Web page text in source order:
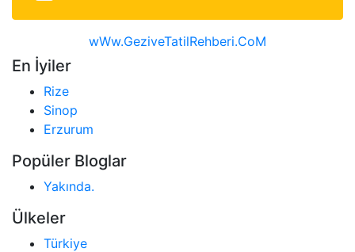
wWw.GeziveTatilRehberi.CoM
En İyiler
Rize
Sinop
Erzurum
Popüler Bloglar
Yakında.
Ülkeler
Türkiye